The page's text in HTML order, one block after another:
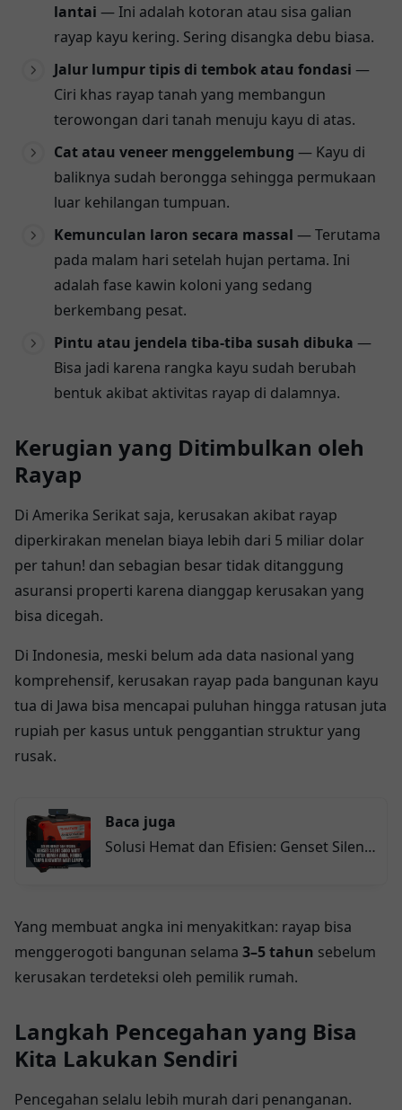
lantai — Ini adalah kotoran atau sisa galian
rayap kayu kering. Sering disangka debu biasa.
Jalur lumpur tipis di tembok atau fondasi —
Ciri khas rayap tanah yang membangun
terowongan dari tanah menuju kayu di atas.
Cat atau veneer menggelembung — Kayu di
baliknya sudah berongga sehingga permukaan
luar kehilangan tumpuan.
Kemunculan laron secara massal — Terutama
pada malam hari setelah hujan pertama. Ini
adalah fase kawin koloni yang sedang
berkembang pesat.
Pintu atau jendela tiba-tiba susah dibuka —
Bisa jadi karena rangka kayu sudah berubah
bentuk akibat aktivitas rayap di dalamnya.
Kerugian yang Ditimbulkan oleh
Rayap
Di Amerika Serikat saja, kerusakan akibat rayap
diperkirakan menelan biaya lebih dari 5 miliar dolar
per tahun! dan sebagian besar tidak ditanggung
asuransi properti karena dianggap kerusakan yang
bisa dicegah.
Di Indonesia, meski belum ada data nasional yang
komprehensif, kerusakan rayap pada bangunan kayu
tua di Jawa bisa mencapai puluhan hingga ratusan juta
rupiah per kasus untuk penggantian struktur yang
rusak.
Baca juga
Solusi Hemat dan Efisien: Genset Silent
Yang membuat angka ini menyakitkan: rayap bisa
menggerogoti bangunan selama 3–5 tahun sebelum
kerusakan terdeteksi oleh pemilik rumah.
Langkah Pencegahan yang Bisa
Kita Lakukan Sendiri
Pencegahan selalu lebih murah dari penanganan.